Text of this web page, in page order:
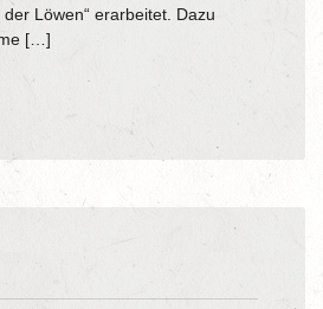
der Löwen“ erarbeitet. Dazu
[…]